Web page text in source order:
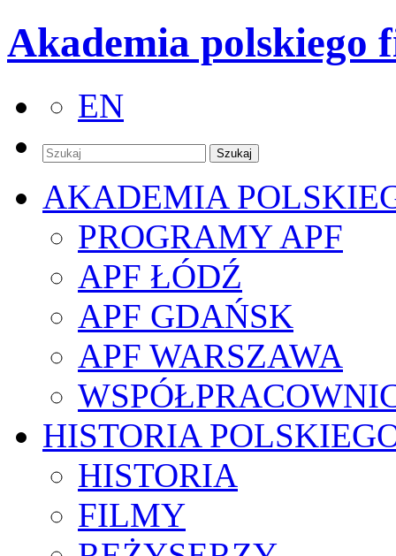
Akademia polskiego
EN
AKADEMIA
PROGRAMY APF
APF ŁÓDŹ
APF GDAŃSK
APF WARSZAWA
HISTORIA
HISTORIA
FILMY